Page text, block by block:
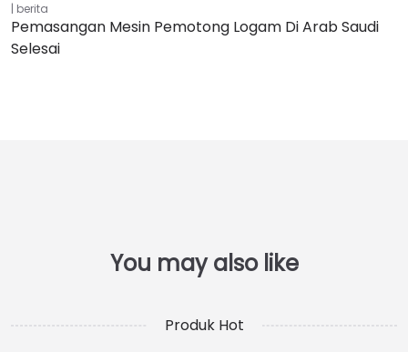
berita
Pemasangan Mesin Pemotong Logam Di Arab Saudi
Selesai
Produk Hot